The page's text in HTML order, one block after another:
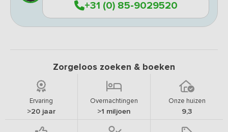
+31 (0) 85-9029520
Zorgeloos zoeken & boeken
Ervaring
>20 jaar
Overnachtingen
>1 miljoen
Onze huizen
9,3